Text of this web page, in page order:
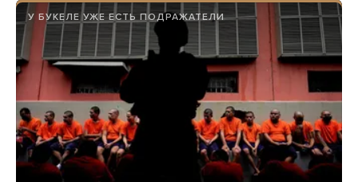
У БУКЕЛЕ УЖЕ ЕСТЬ ПОДРАЖАТЕЛИ